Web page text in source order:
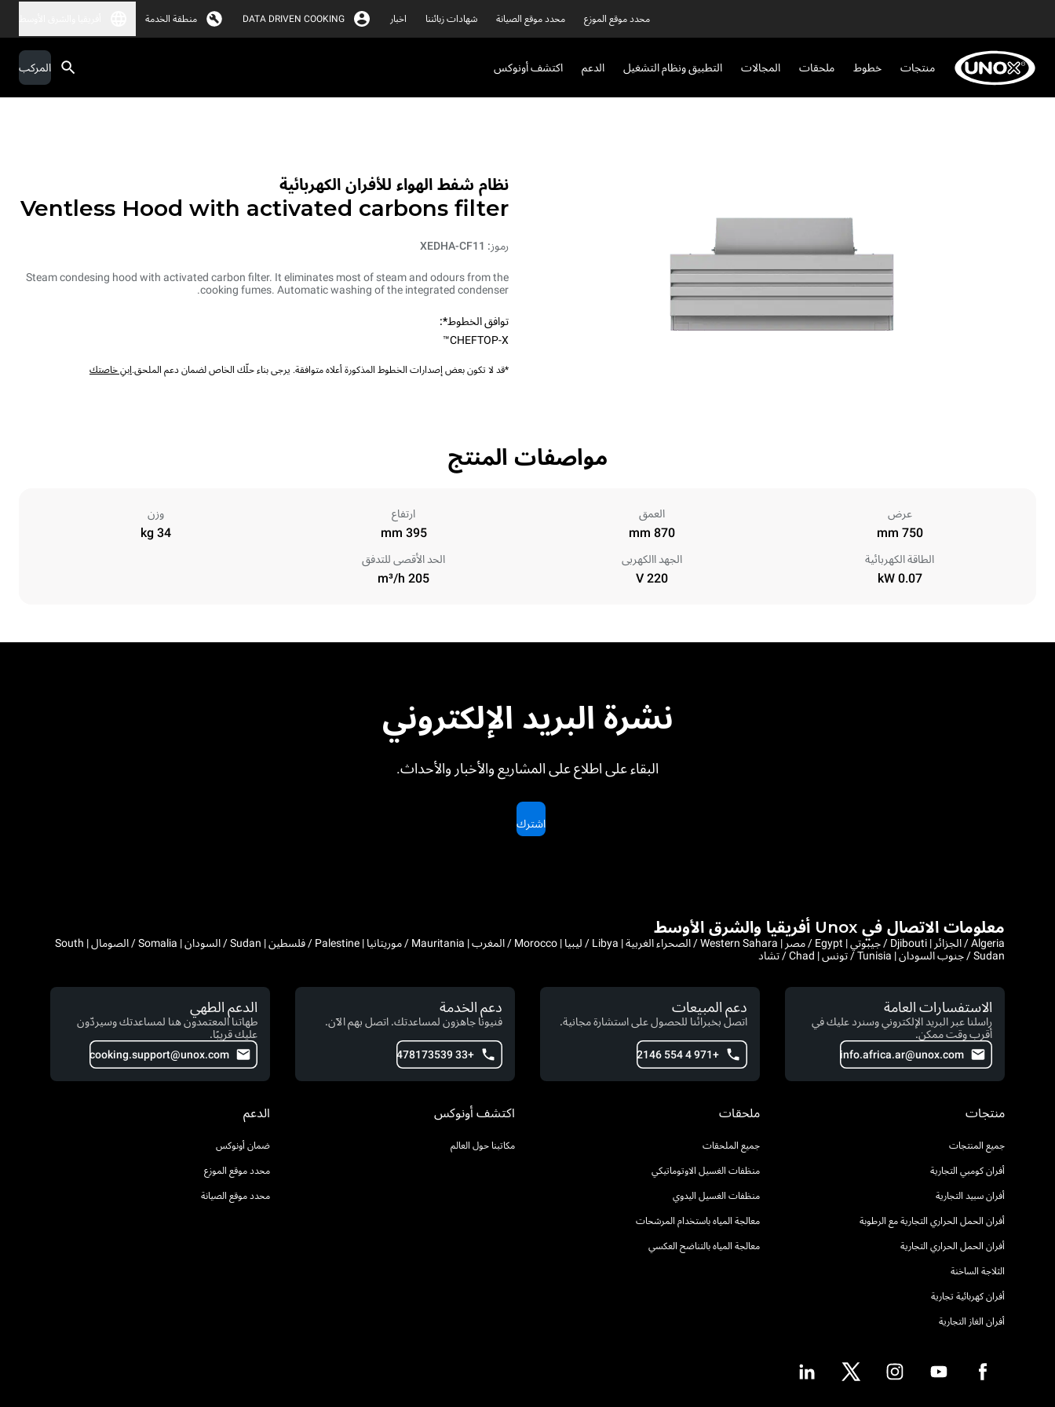
محدد موقع الموزع محدد موقع الصيانة شهادات زبائننا اخبار DATA DRIVEN COOKING منطقة الخدمة
منتجات خطوط ملحقات المجالات التطبيق ونظام التشغيل الدعم اكتشف أونوكس المركب
نظام شفط الهواء للأفران الكهربائية
Ventless Hood with activated carbons filter
رموز: XEDHA-CF11
Steam condesing hood with activated carbon filter. It eliminates most of steam and odours from the
cooking fumes. Automatic washing of the integrated condenser.
توافق الخطوط*:
CHEFTOP-X™
*قد لا تكون بعض إصدارات الخطوط المذكورة أعلاه متوافقة. يرجى بناء حلّك الخاص لضمان دعم الملحق.ابنِ خاصتك
مواصفات المنتج
عرض
750 mm
العمق
870 mm
ارتفاع
395 mm
وزن
34 kg
الطاقة الكهربائية
0.07 kW
الجهد االكهربى
220 V
الحد الأقصى للتدفق
205 m³/h
نشرة البريد الإلكتروني
البقاء على اطلاع على المشاريع والأخبار والأحداث.
اشترك
معلومات الاتصال في Unox أفريقيا والشرق الأوسط
Algeria / الجزائر | Djibouti / جيبوتي | Egypt / مصر | Western Sahara / الصحراء الغربية | Libya / ليبيا | Morocco / المغرب | Mauritania / موريتانيا | Palestine / فلسطين | Sudan / السودان | Somalia / الصومال | South
Sudan / جنوب السودان | Tunisia / تونس | Chad / تشاد
الاستفسارات العامة
راسلنا عبر البريد الإلكتروني وسنرد عليك في
أقرب وقت ممكن.
info.africa.ar@unox.com
دعم المبيعات
اتصل بخبرائنا للحصول على استشارة مجانية.
+971 4 554 2146
دعم الخدمة
فنيونا جاهزون لمساعدتك. اتصل بهم الآن.
+33 478173539
الدعم الطهي
طهاتنا المعتمدون هنا لمساعدتك وسيردّون
عليك قريبًا.
cooking.support@unox.com
منتجات
جميع المنتجات
أفران كومبي التجارية
أفران سبيد التجارية
أفران الحمل الحراري التجارية مع الرطوبة
أفران الحمل الحراري التجارية
الثلاجة الساخنة
أفران كهربائية تجارية
أفران الغاز التجارية
ملحقات
جميع الملحقات
منظفات الغسيل الاوتوماتيكي
منظفات الغسيل اليدوي
معالجة المياه باستخدام المرشحات
معالجة المياه بالتناضح العكسي
اكتشف أونوكس
مكاتبنا حول العالم
الدعم
ضمان أونوكس
محدد موقع الموزع
محدد موقع الصيانة